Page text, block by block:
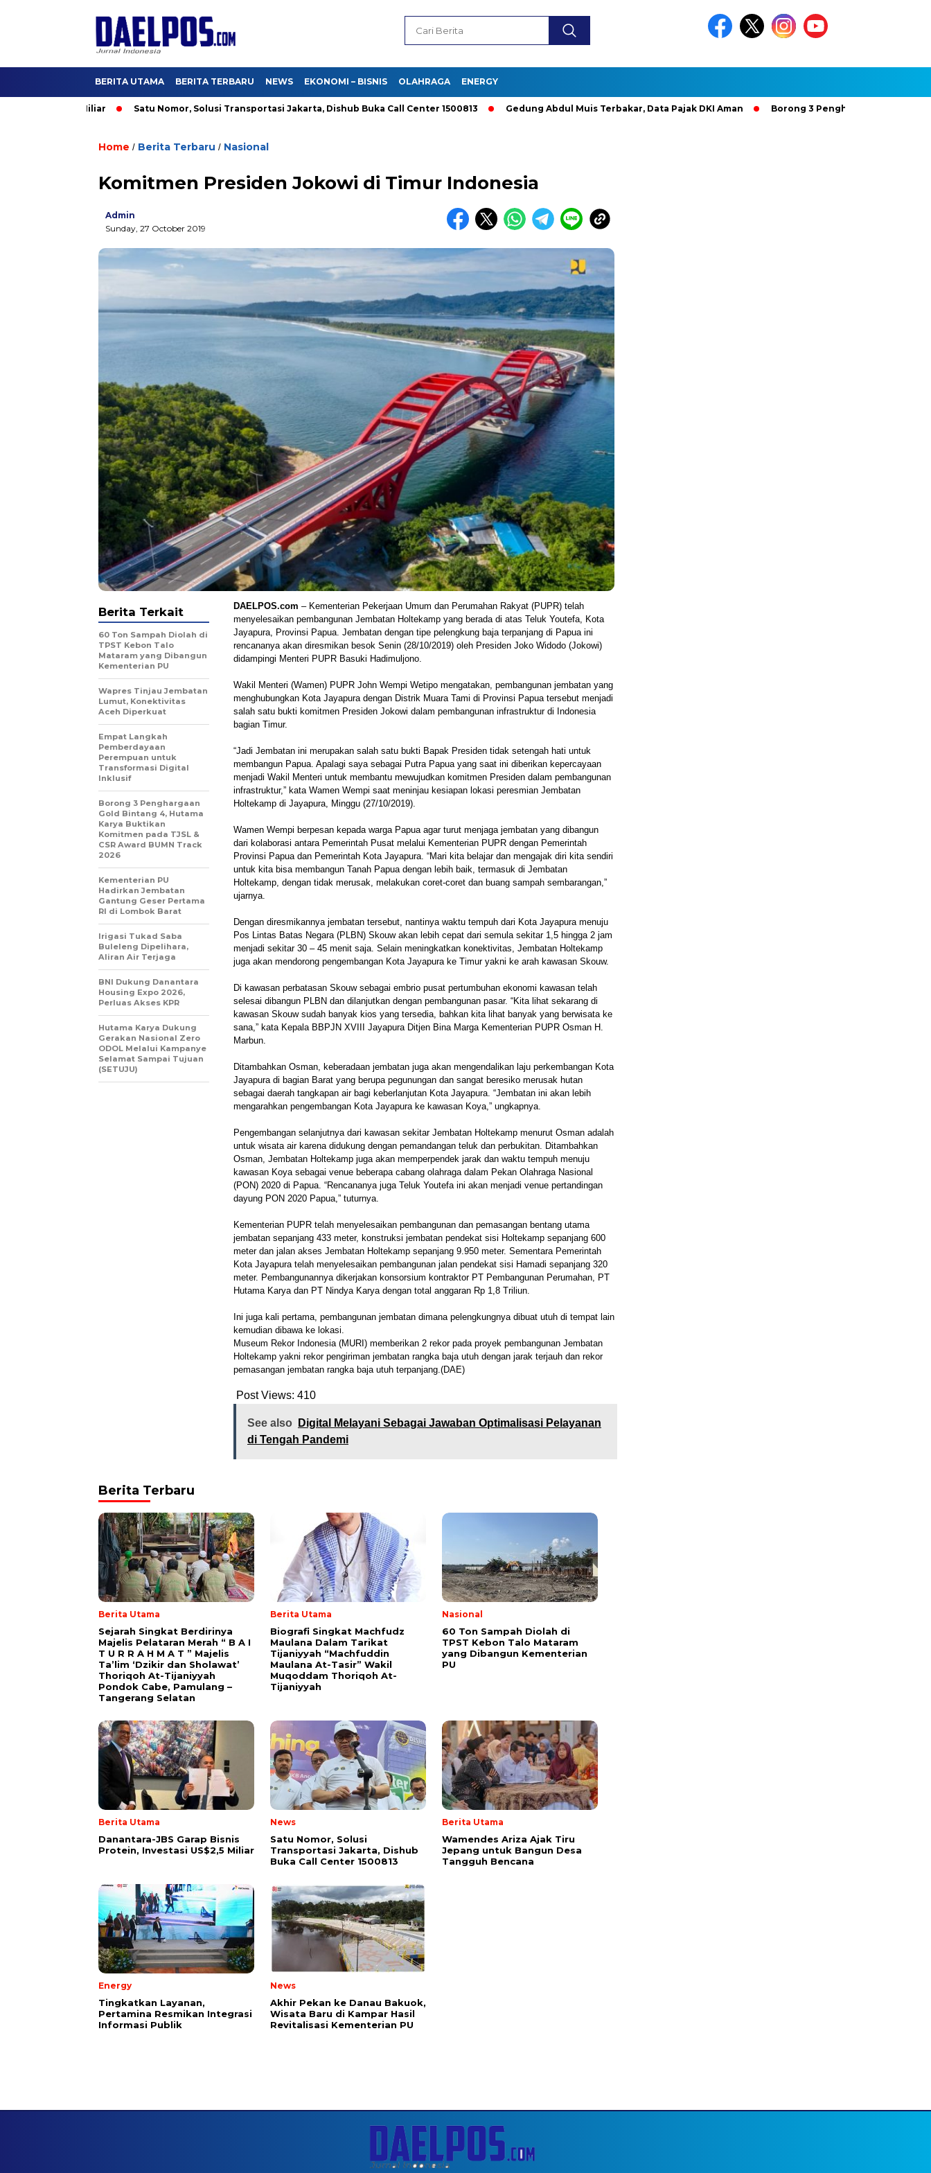
BERITA UTAMA BERITA TERBARU NEWS EKONOMI – BISNIS OLAHRAGA ENERGY
Satu Nomor, Solusi Transportasi Jakarta, Dishub Buka Call Center 1500813 Gedung Abdul Muis Terbakar, Data Pajak DKI Aman Borong 3 Penghargaan Gold Bintang 4,
Home / Berita Terbaru / Nasional
Komitmen Presiden Jokowi di Timur Indonesia
Admin
Sunday, 27 October 2019
DAELPOS.com – Kementerian Pekerjaan Umum dan Perumahan Rakyat (PUPR) telah
menyelesaikan pembangunan Jembatan Holtekamp yang berada di atas Teluk Youtefa, Kota
Jayapura, Provinsi Papua. Jembatan dengan tipe pelengkung baja terpanjang di Papua ini
rencananya akan diresmikan besok Senin (28/10/2019) oleh Presiden Joko Widodo (Jokowi)
didampingi Menteri PUPR Basuki Hadimuljono.
Wakil Menteri (Wamen) PUPR John Wempi Wetipo mengatakan, pembangunan jembatan yang
menghubungkan Kota Jayapura dengan Distrik Muara Tami di Provinsi Papua tersebut menjadi
salah satu bukti komitmen Presiden Jokowi dalam pembangunan infrastruktur di Indonesia
bagian Timur.
“Jadi Jembatan ini merupakan salah satu bukti Bapak Presiden tidak setengah hati untuk
membangun Papua. Apalagi saya sebagai Putra Papua yang saat ini diberikan kepercayaan
menjadi Wakil Menteri untuk membantu mewujudkan komitmen Presiden dalam pembangunan
infrastruktur,” kata Wamen Wempi saat meninjau kesiapan lokasi peresmian Jembatan
Holtekamp di Jayapura, Minggu (27/10/2019).
Wamen Wempi berpesan kepada warga Papua agar turut menjaga jembatan yang dibangun
dari kolaborasi antara Pemerintah Pusat melalui Kementerian PUPR dengan Pemerintah
Provinsi Papua dan Pemerintah Kota Jayapura. “Mari kita belajar dan mengajak diri kita sendiri
untuk kita bisa membangun Tanah Papua dengan lebih baik, termasuk di Jembatan
Holtekamp, dengan tidak merusak, melakukan coret-coret dan buang sampah sembarangan,”
ujarnya.
Dengan diresmikannya jembatan tersebut, nantinya waktu tempuh dari Kota Jayapura menuju
Pos Lintas Batas Negara (PLBN) Skouw akan lebih cepat dari semula sekitar 1,5 hingga 2 jam
menjadi sekitar 30 – 45 menit saja. Selain meningkatkan konektivitas, Jembatan Holtekamp
juga akan mendorong pengembangan Kota Jayapura ke Timur yakni ke arah kawasan Skouw.
Di kawasan perbatasan Skouw sebagai embrio pusat pertumbuhan ekonomi kawasan telah
selesai dibangun PLBN dan dilanjutkan dengan pembangunan pasar. “Kita lihat sekarang di
kawasan Skouw sudah banyak kios yang tersedia, bahkan kita lihat banyak yang berwisata ke
sana,” kata Kepala BBPJN XVIII Jayapura‬ Ditjen Bina Marga Kementerian PUPR Osman H.
Marbun.
Ditambahkan Osman, keberadaan jembatan juga akan mengendalikan laju perkembangan Kota
Jayapura di bagian Barat yang berupa pegunungan dan sangat beresiko merusak hutan
sebagai daerah tangkapan air bagi keberlanjutan Kota Jayapura. “Jembatan ini akan lebih
mengarahkan pengembangan Kota Jayapura ke kawasan Koya,” ungkapnya.
Pengembangan selanjutnya dari kawasan sekitar Jembatan Holtekamp menurut Osman adalah
untuk wisata air karena didukung dengan pemandangan teluk dan perbukitan. Ditambahkan
Osman, Jembatan Holtekamp juga akan memperpendek jarak dan waktu tempuh menuju
kawasan Koya sebagai venue beberapa cabang olahraga dalam Pekan Olahraga Nasional
(PON) 2020 di Papua. “Rencananya juga Teluk Youtefa ini akan menjadi venue pertandingan
dayung PON 2020 Papua,” tuturnya.
Kementerian PUPR telah menyelesaikan pembangunan dan pemasangan bentang utama
jembatan sepanjang 433 meter, konstruksi jembatan pendekat sisi Holtekamp sepanjang 600
meter dan jalan akses Jembatan Holtekamp sepanjang 9.950 meter. Sementara Pemerintah
Kota Jayapura telah menyelesaikan pembangunan jalan pendekat sisi Hamadi sepanjang 320
meter. Pembangunannya dikerjakan konsorsium kontraktor PT Pembangunan Perumahan, PT
Hutama Karya dan PT Nindya Karya dengan total anggaran Rp 1,8 Triliun.
Ini juga kali pertama, pembangunan jembatan dimana pelengkungnya dibuat utuh di tempat lain
kemudian dibawa ke lokasi.
Museum Rekor Indonesia (MURI) memberikan 2 rekor pada proyek pembangunan Jembatan
Holtekamp yakni rekor pengiriman jembatan rangka baja utuh dengan jarak terjauh dan rekor
pemasangan jembatan rangka baja utuh terpanjang.(DAE)
Post Views: 410
See also
Digital Melayani Sebagai Jawaban Optimalisasi Pelayanan
di Tengah Pandemi
Berita Terkait
60 Ton Sampah Diolah di
TPST Kebon Talo
Mataram yang Dibangun
Kementerian PU
Wapres Tinjau Jembatan
Lumut, Konektivitas
Aceh Diperkuat
Empat Langkah
Pemberdayaan
Perempuan untuk
Transformasi Digital
Inklusif
Borong 3 Penghargaan
Gold Bintang 4, Hutama
Karya Buktikan
Komitmen pada TJSL &
CSR Award BUMN Track
2026
Kementerian PU
Hadirkan Jembatan
Gantung Geser Pertama
RI di Lombok Barat
Irigasi Tukad Saba
Buleleng Dipelihara,
Aliran Air Terjaga
BNI Dukung Danantara
Housing Expo 2026,
Perluas Akses KPR
Hutama Karya Dukung
Gerakan Nasional Zero
ODOL Melalui Kampanye
Selamat Sampai Tujuan
(SETUJU)
Berita Terbaru
Berita Utama
Sejarah Singkat Berdirinya
Majelis Pelataran Merah “ B A I
T U R R A H M A T ” Majelis
Ta’lim ‘Dzikir dan Sholawat’
Thoriqoh At-Tijaniyyah
Pondok Cabe, Pamulang –
Tangerang Selatan
Berita Utama
Biografi Singkat Machfudz
Maulana Dalam Tarikat
Tijaniyyah “Machfuddin
Maulana At-Tasir” Wakil
Muqoddam Thoriqoh At-
Tijaniyyah
Nasional
60 Ton Sampah Diolah di
TPST Kebon Talo Mataram
yang Dibangun Kementerian
PU
Berita Utama
Danantara-JBS Garap Bisnis
Protein, Investasi US$2,5 Miliar
News
Satu Nomor, Solusi
Transportasi Jakarta, Dishub
Buka Call Center 1500813
Berita Utama
Wamendes Ariza Ajak Tiru
Jepang untuk Bangun Desa
Tangguh Bencana
Energy
Tingkatkan Layanan,
Pertamina Resmikan Integrasi
Informasi Publik
News
Akhir Pekan ke Danau Bakuok,
Wisata Baru di Kampar Hasil
Revitalisasi Kementerian PU